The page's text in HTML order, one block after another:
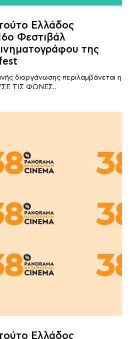
Ελλάδος
Φεστιβάλ
της
διοργάνωσης περιλαμβάνεται η
ΤΙΣ ΦΩΝΕΣ..
Ελλάδος